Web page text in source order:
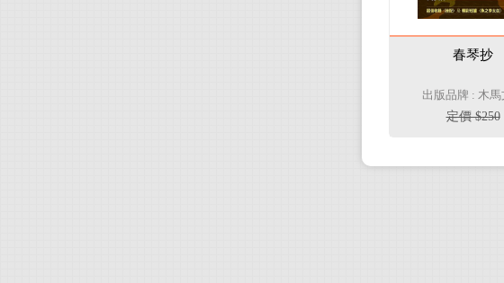
春琴抄
出版品牌 : 木馬
定價 $250